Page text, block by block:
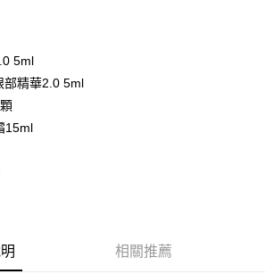
確認金額後，即可完成結帳。
收到繳費通知簡訊。
天內，點擊此簡訊中的連結，可透過四大超商／
式進行付款，方視為交易完成。
同意取消之訂單仍視為有效，需透過AFTEE先享
先享後付 」之結帳頁面顯示為準，若有關於
取消欲退款等相關疑問，請聯繫「AFTEE先享後付
support/home
宜，請瀏覽以下網址：
含以上)免運費
含以上)免運費
含以上)免運費
含以上)免運費
5ml
部精華2.0 5ml
15ml
相關推薦